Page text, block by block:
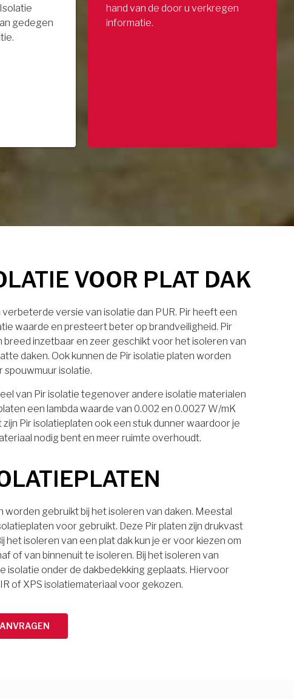
gedegen
hand van de door u verkregen
informatie.
VOOR PLAT DAK
verbeterde versie van isolatie dan PUR. Pir heeft een
waarde en presteert beter op brandveiligheid. Pir
breed inzetbaar en zeer geschikt voor het isoleren van
daken. Ook kunnen de Pir isolatie platen worden
spouwmuur isolatie.
van Pir isolatie tegenover andere isolatie materialen
een lambda waarde van 0.002 en 0.0027 W/mK
Pir isolatieplaten ook een stuk dunner waardoor je
nodig bent en meer ruimte overhoudt.
worden gebruikt bij het isoleren van daken. Meestal
voor gebruikt. Deze Pir platen zijn drukvast
het isoleren van een plat dak kun je er voor kiezen om
of van binnenuit te isoleren. Bij het isoleren van
isolatie onder de dakbedekking geplaats. Hiervoor
of XPS isolatiemateriaal voor gekozen.